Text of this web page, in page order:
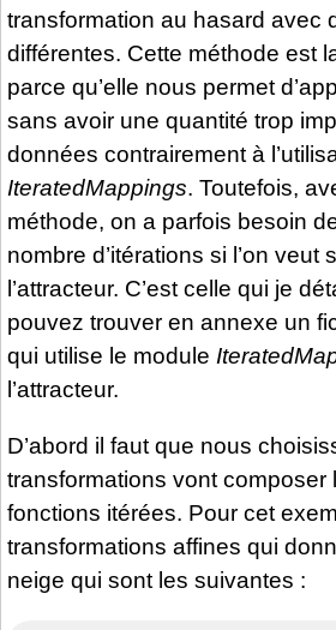
transformation au hasard avec
différentes. Cette méthode est
parce qu’elle nous permet
sans avoir une quantité trop
données contrairement à
IteratedMappings. Toutefois,
méthode, on a parfois besoin
nombre d’itérations si l’on veut
l’attracteur. C’est celle qui je
pouvez trouver en annexe un
qui utilise le module
l’attracteur.
D’abord il faut que nous
transformations vont composer
fonctions itérées. Pour cet
transformations affines qui
neige qui sont les suivantes :